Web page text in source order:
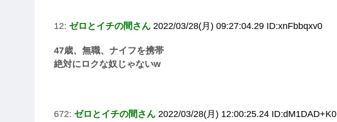
12: ゼロとイチの間さん 2022/03/28(月) 09:27:04.29 ID:xnFbbqxv0
47歳、無職、ナイフを携帯
絶対にロクな奴じゃないw
672: ゼロとイチの間さん 2022/03/28(月) 12:00:25.24 ID:dM1DAD+K0